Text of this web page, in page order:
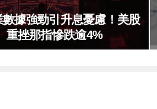
數據強勁引升息憂慮！美股
重挫那指慘跌逾4%